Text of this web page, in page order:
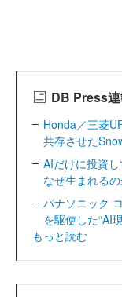
DB Press
Honda／三菱
共存させた
AIだけに投資
なぜ生まれる
パナソニック
を駆使した“AI
もっと読む